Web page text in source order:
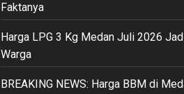
Faktanya
Harga LPG 3 Kg Medan Juli 2026
Warga
BREAKING NEWS: Harga BBM di